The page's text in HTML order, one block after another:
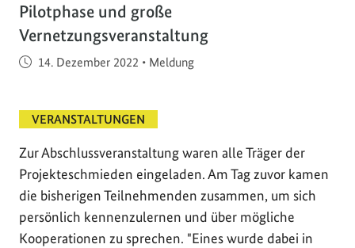
Pilotphase und große
Vernetzungsveranstaltung
Veröffentlicht am
14. Dezember 2022 • Meldung
VERANSTALTUNGEN
Zur Abschlussveranstaltung waren alle Träger der
Projekteschmieden eingeladen. Am Tag zuvor kamen
die bisherigen Teilnehmenden zusammen, um sich
persönlich kennenzulernen und über mögliche
Kooperationen zu sprechen. "Eines wurde dabei in